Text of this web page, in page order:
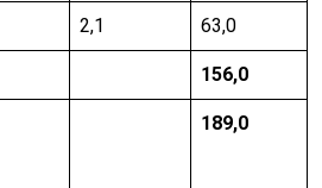
2,1 63,0
156,0
189,0